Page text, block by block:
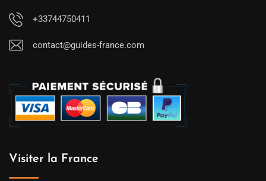
+33744750411
contact@guides-france.com
Visiter la France